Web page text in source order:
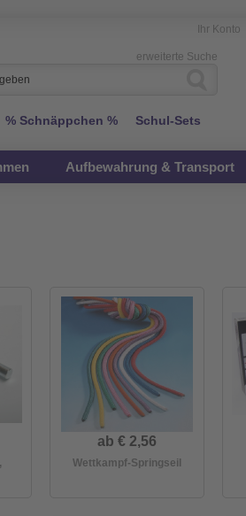
Ihr Konto
erweiterte Suche
% Schnäppchen % Schul-Sets
Aufbewahrung & Transport
ab € 2,56
Wettkampf-Springseil